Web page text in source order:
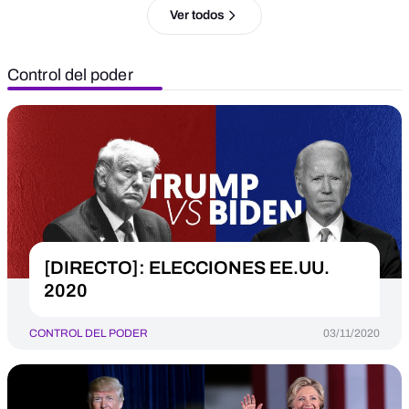
Ver todos
Control del poder
[DIRECTO]: ELECCIONES EE.UU.
2020
CONTROL DEL PODER 03/11/2020